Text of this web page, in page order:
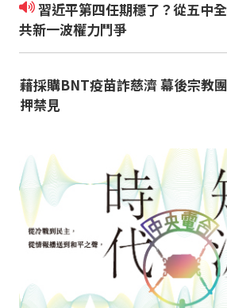
習近平第四任期穩了？從五中全會解析中
共新一波權力鬥爭
藉採購BNT疫苗詐慈濟 幕後宗教
押禁見